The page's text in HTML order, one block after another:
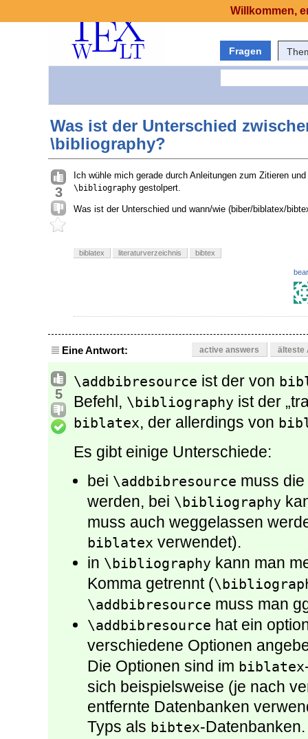
Fragen
Was ist der Unterschied
\bibliography?
3
Ich wühle mich gerade durch Anleitungen zum Zitieren
\bibliography gestolpert.
Was ist der Unterschied und wann/wie (biber/biblatex/
biblatex literaturverzeichnis bibtex
Eine Antwort: active answers älteste
5
\addbibresource ist der von
Befehl, \bibliography ist der
biblatex, der allerdings von
Es gibt einige Unterschiede:
bei \addbibresource muss
werden, bei \bibliography
muss auch weggelassen
biblatex verwendet).
in \bibliography kann man
Komma getrennt (
\addbibresource muss man
\addbibresource hat ein
verschiedene Optionen
Die Optionen sind im biblatex
sich beispielsweise (je nach
entfernte Datenbanken
Typs als bibtex-Datenbanken.
Willkommen,